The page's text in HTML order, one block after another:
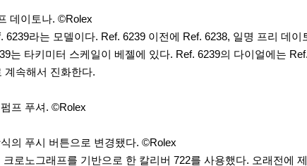
데이토나. ©Rolex
라는 모델이다. Ref. 6239 이전에 Ref. 6238, 일명 프리 데
는 타키미터 스케일이 베젤에 있다. Ref. 6239의 다이얼에는
계속해서 진화한다.
프 푸셔. ©Rolex
의 푸시 버튼으로 변경됐다. ©Rolex
로노그래프를 기반으로 한 칼리버 722를 사용했다. 오래전에